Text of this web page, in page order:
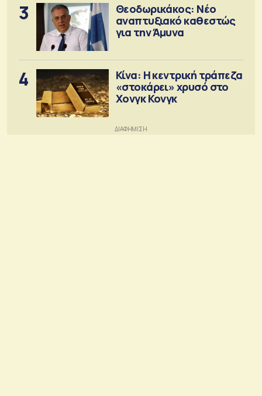
3
Θεοδωρικάκος: Νέο
αναπτυξιακό καθεστώς
για την Άμυνα
4
Κίνα: Η κεντρική τράπεζα
«στοκάρει» χρυσό στο
Χονγκ Κονγκ